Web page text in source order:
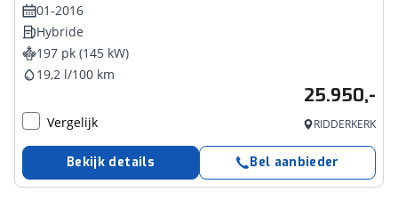
01-2016
Hybride
197 pk (145 kW)
19,2 l/100 km
25.950,-
Vergelijk RIDDERKERK
Bekijk details Bel aanbieder